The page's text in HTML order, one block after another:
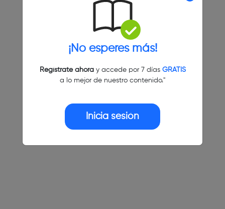
¡No esperes más!
Regístrate ahoray accede por 7 días GRATIS
a lo mejor de nuestro contenido."
Inicia sesión